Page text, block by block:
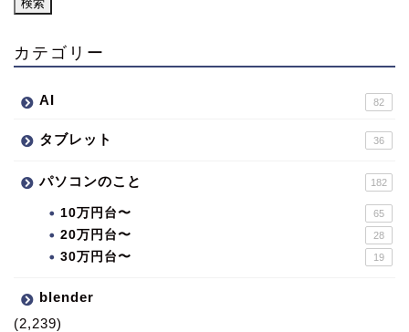
カテゴリー
AI 82
タブレット 36
パソコンのこと 182
10万円台〜 65
20万円台〜 28
30万円台〜 19
blender
(2,239)